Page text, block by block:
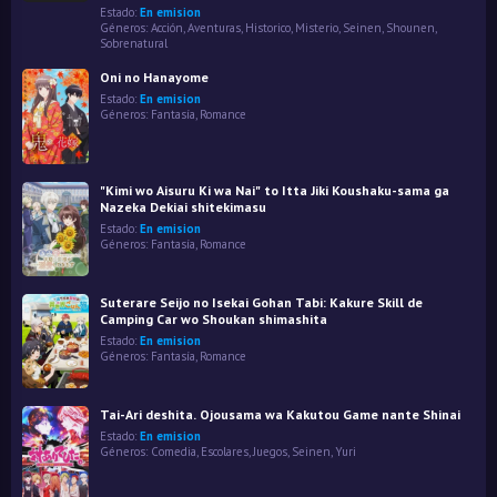
Estado: En emision
Géneros: Acción,Aventuras, Historico, Misterio, Seinen, Shounen
Sobrenatural
Oni no Hanayome
Estado: En emision
Géneros: Fantasía, Romance
"Kimi wo Aisuru Ki wa Nai" to Itta Jiki Koushaku-sama ga
Nazeka Dekiai shitekimasu
Estado: En emision
Géneros: Fantasía Romance
Suterare Seijo no Isekai Gohan Tabi: Kakure Skill de
Camping Car wo Shoukan shimashita
Estado: En emision
Géneros: Fantasía, Romance
Tai-Ari deshita. Ojousama wa Kakutou Game nante Shinai
Estado: En emision
Géneros: Comedia, Escolares,Juegos, Seinen,Yuri